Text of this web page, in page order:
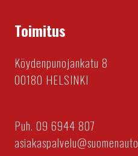
Toimitus
Köydenpunojankatu 8
00180 HELSINKI
Puh. 09 6944 807